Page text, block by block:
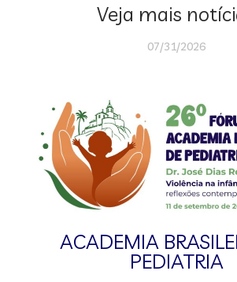
Veja mais
07/31/2026
ACADEMIA
PEDIATRIA